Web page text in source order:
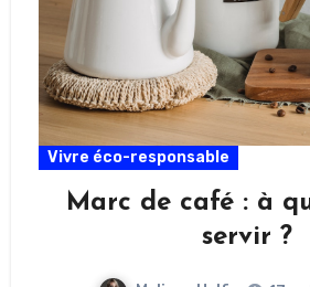
Vivre éco-responsable
Marc de café : à
servir ?